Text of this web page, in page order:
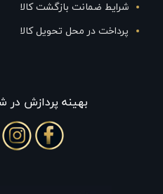
شرایط ضمانت بازگشت کالا
پرداخت در محل تحویل کالا
بهينه پردازش در